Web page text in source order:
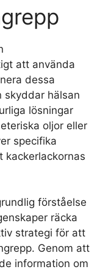
att använda
dessa
skyddar hälsan
lösningar
oljor eller
specifika
kackerlackornas
förståelse
räcka
strategi för att
Genom att
information om